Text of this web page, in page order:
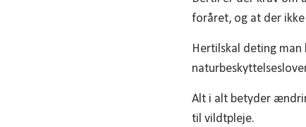
foråret, og at der
Hertilskal deting man
Alt i alt betyder
til vildtpleje.